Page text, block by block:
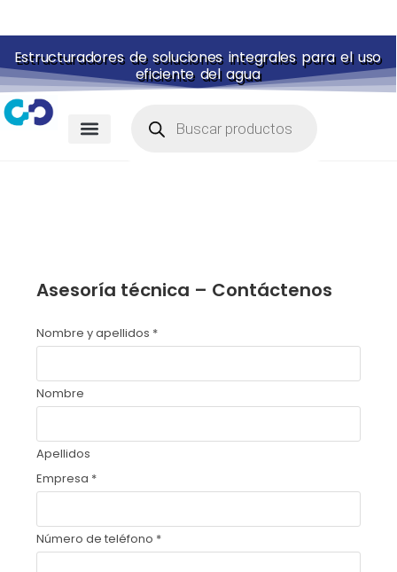
Estructuradores de soluciones integrales para el uso
eficiente del agua
Asesoría técnica – Contáctenos
Nombre y apellidos *
Nombre
Apellidos
Empresa *
Número de teléfono *